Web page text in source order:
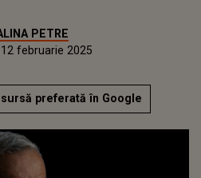
PETRE
februarie 2025
preferată în Google